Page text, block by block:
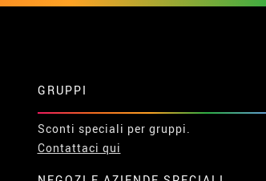
GRUPPI
Sconti speciali per gruppi.
Contattaci qui